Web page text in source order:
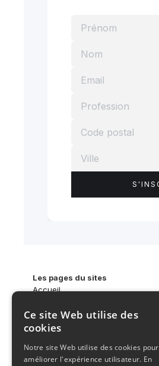
Les pages du sites
Accueil
SAR-CAN
Activités
Écosystème
Nos réseaux
Ce site Web utilise des
cookies
Notre site Web utilise des cookies pour
améliorer l'expérience utilisateur. En